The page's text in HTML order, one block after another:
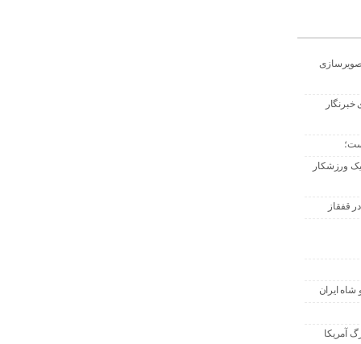
یک ورزشکار
قفقاز
ایران
آمریکا